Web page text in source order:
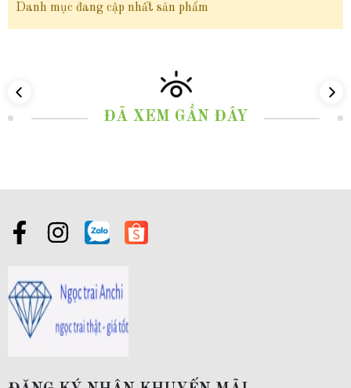
Danh mục đang cập nhất sản phẩm
ĐÃ XEM GẦN ĐÂY